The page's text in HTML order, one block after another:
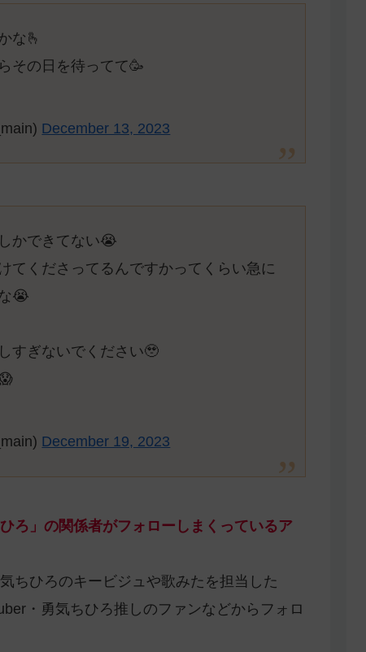
な🫰
その日を待ってて🥳
December 13, 2023
かできてない😭
てくださってるんですかってくらい急に
😭
すぎないでください🥹
December 19, 2023
ろ」の関係者がフォローしまくっているア
ちひろのキービジュや歌みたを担当した
・勇気ちひろ推しのファンなどからフォロ